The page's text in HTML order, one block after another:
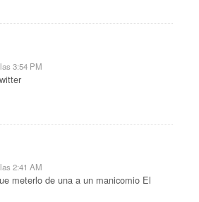
3:54 PM
2:41 AM
meterlo de una a un manicomio El